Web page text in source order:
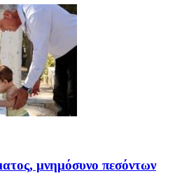
μνημόσυνο πεσόντων